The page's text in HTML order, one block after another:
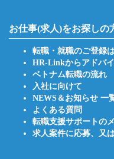
お仕事(求人)をお探しの
転職・就職のご登録
HR-Linkからアドバ
ベトナム転職の流れ
入社に向けて
NEWS＆お知らせ 一
よくある質問
転職支援サポートの
求人案件に応募、又